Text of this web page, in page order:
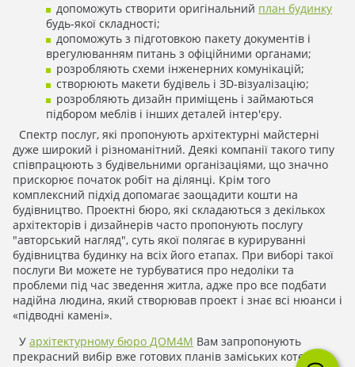
допоможуть створити оригінальний план будинку
будь-якої складності;
допоможуть з підготовкою пакету документів і
врегулюванням питань з офіційними органами;
розробляють схеми інженерних комунікацій;
створюють макети будівель і ЗD-візуалізацію;
розробляють дизайн приміщень і займаються
підбором меблів і інших деталей інтер'єру.
Спектр послуг, які пропонують архітектурні майстерні
дуже широкий і різноманітний. Деякі компанії такого типу
співпрацюють з будівельними організаціями, що значно
прискорює початок робіт на ділянці. Крім того
комплексний підхід допомагає заощадити кошти на
будівництво. Проектні бюро, які складаються з декількох
архітекторів і дизайнерів часто пропонують послугу
"авторський нагляд", суть якої полягає в курируванні
будівництва будинку на всіх його етапах. При виборі такої
послуги Ви можете не турбуватися про недоліки та
проблеми під час зведення житла, адже про все подбати
надійна людина, який створював проект і знає всі нюанси і
«підводні камені».
У архітектурному бюро ДОМ4М Вам запропонують
прекрасний вибір вже готових планів заміських котеджів